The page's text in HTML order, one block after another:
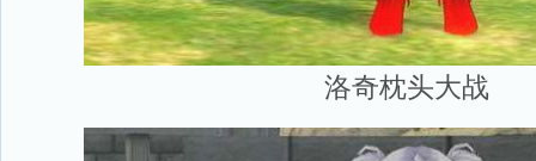
洛奇枕头大战